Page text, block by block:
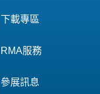
下載專區
RMA服務
參展訊息